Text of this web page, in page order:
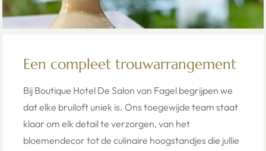
Een compleet trouwarrangement
Bij Boutique Hotel De Salon van Fagel begrijpen we
dat elke bruiloft uniek is. Ons toegewijde team staat
klaar om elk detail te verzorgen, van het
bloemendecor tot de culinaire hoogstandjes die jullie